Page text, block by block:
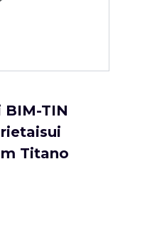
TIN
Titano